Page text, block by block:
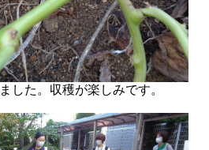
した。収穫が楽しみです。